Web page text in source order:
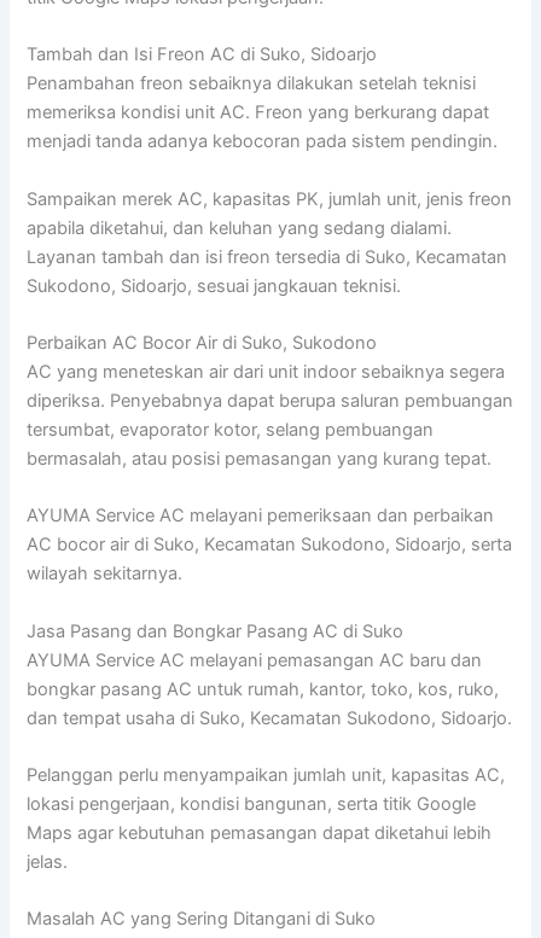
Tambah dan Isi Freon AC di Suko, Sidoarjo
Penambahan freon sebaiknya dilakukan setelah teknisi
memeriksa kondisi unit AC. Freon yang berkurang dapat
menjadi tanda adanya kebocoran pada sistem pendingin.
Sampaikan merek AC, kapasitas PK, jumlah unit, jenis freon
apabila diketahui, dan keluhan yang sedang dialami.
Layanan tambah dan isi freon tersedia di Suko, Kecamatan
Sukodono, Sidoarjo, sesuai jangkauan teknisi.
Perbaikan AC Bocor Air di Suko, Sukodono
AC yang meneteskan air dari unit indoor sebaiknya segera
diperiksa. Penyebabnya dapat berupa saluran pembuangan
tersumbat, evaporator kotor, selang pembuangan
bermasalah, atau posisi pemasangan yang kurang tepat.
AYUMA Service AC melayani pemeriksaan dan perbaikan
AC bocor air di Suko, Kecamatan Sukodono, Sidoarjo, serta
wilayah sekitarnya.
Jasa Pasang dan Bongkar Pasang AC di Suko
AYUMA Service AC melayani pemasangan AC baru dan
bongkar pasang AC untuk rumah, kantor, toko, kos, ruko,
dan tempat usaha di Suko, Kecamatan Sukodono, Sidoarjo.
Pelanggan perlu menyampaikan jumlah unit, kapasitas AC,
lokasi pengerjaan, kondisi bangunan, serta titik Google
Maps agar kebutuhan pemasangan dapat diketahui lebih
jelas.
Masalah AC yang Sering Ditangani di Suko